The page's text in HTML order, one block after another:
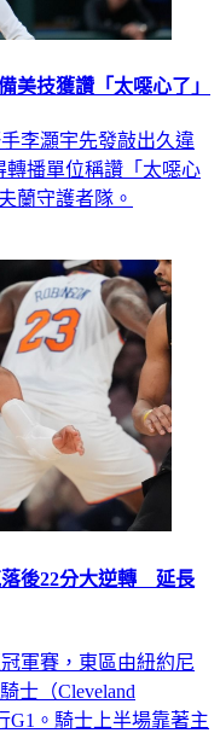
技獲讚「太噁心了」
李灝宇先發敲出久違
轉播單位稱讚「太噁心
蘭守護者隊。
落後22分大逆轉 延長
軍賽，東區由紐約尼
士（Cleveland
G1。騎士上半場靠著主